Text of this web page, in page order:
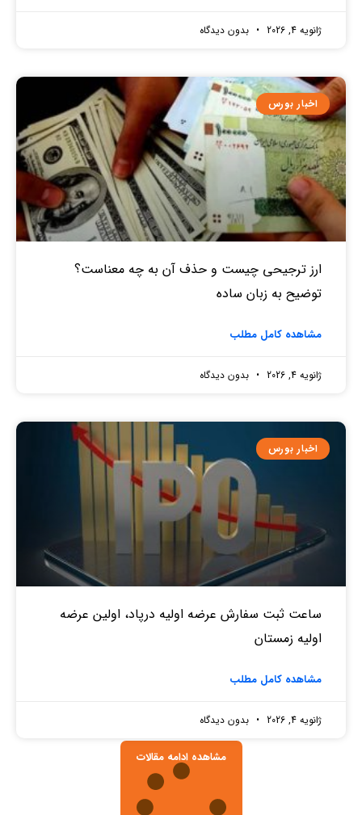
ژانویه 4, 2026 بدون دیدگاه
اخبار بورس
ارز ترجیحی چیست و حذف آن به چه معناست؟
توضیح به زبان ساده
مشاهده کامل مطلب
ژانویه 4, 2026 بدون دیدگاه
اخبار بورس
ساعت ثبت سفارش عرضه اولیه درپاد، اولین عرضه
اولیه زمستان
مشاهده کامل مطلب
ژانویه 4, 2026 بدون دیدگاه
مشاهده ادامه مقالات